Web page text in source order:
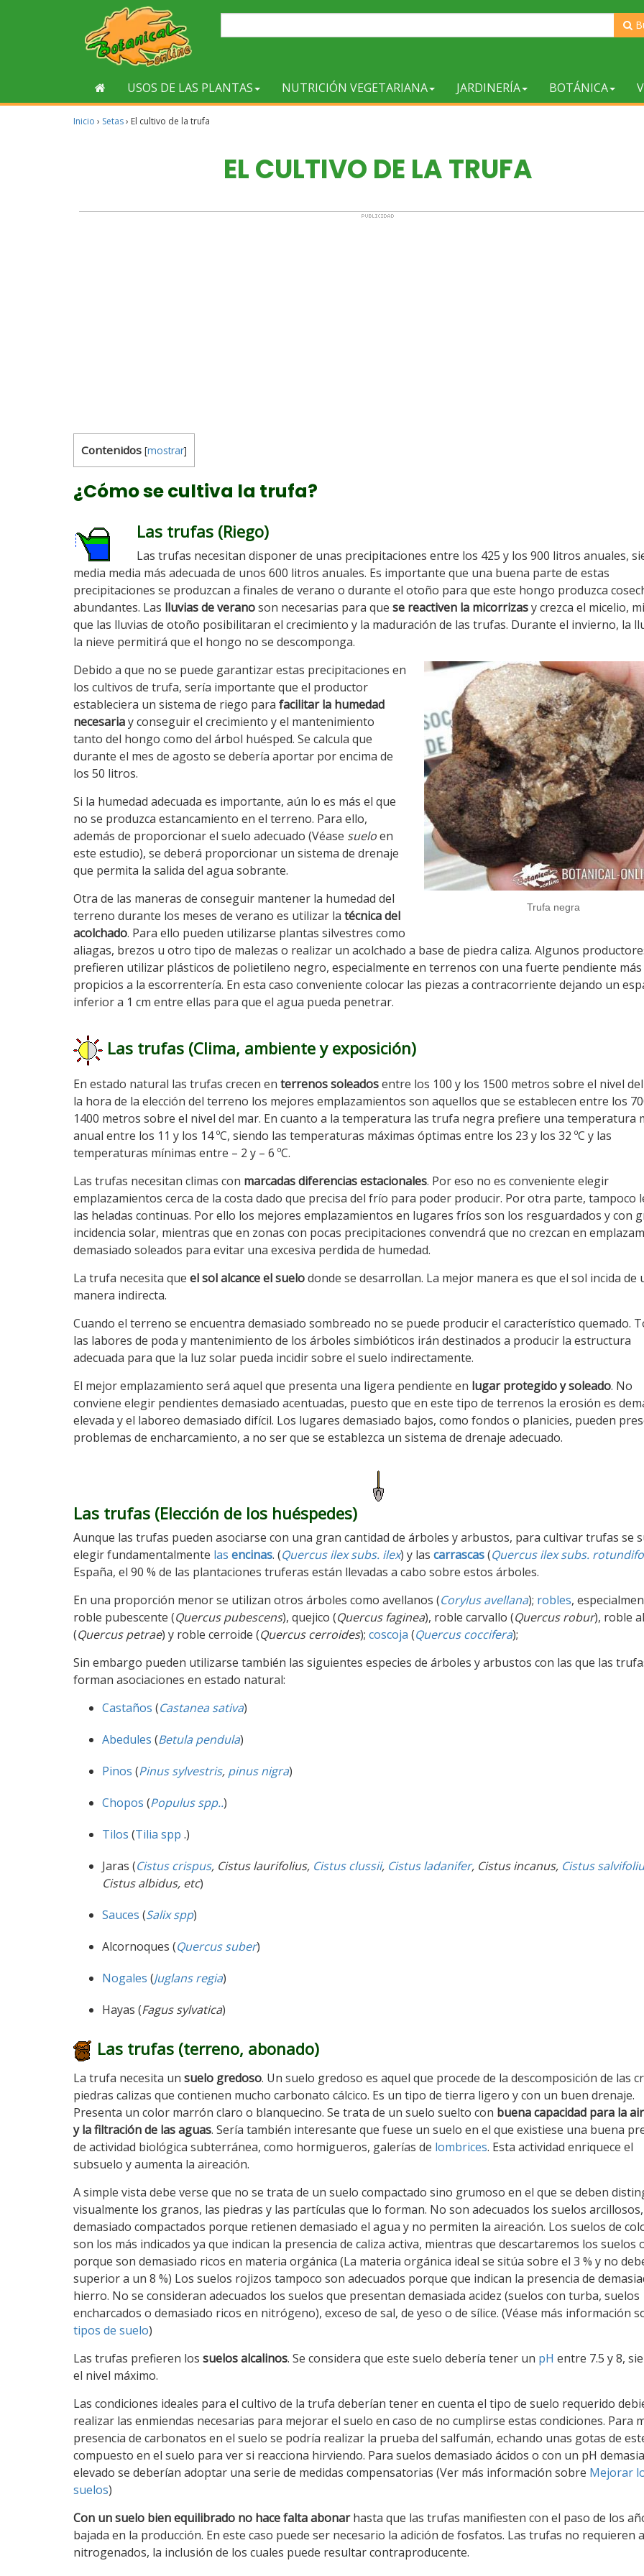
USOS DE LAS PLANTAS NUTRICIÓN VEGETARIANA JARDINERÍA BOTÁNICA
Inicio › Setas› El cultivo de la trufa
EL CULTIVO DE LA TRUFA
Contenidos [mostrar]
¿Cómo se cultiva la trufa?
Las trufas (Riego)
Las trufas necesitan disponer de unas precipitaciones entre los 425 y los 900 litros anuales,
media media más adecuada de unos 600 litros anuales. Es importante que una buena parte de estas
precipitaciones se produzcan a finales de verano o durante el otoño para que este hongo produzca
abundantes. Las lluvias de veranoson necesarias para que se reactiven la micorrizasy crezca el micelio,
que las lluvias de otoño posibilitaran el crecimiento y la maduración de las trufas. Durante el invierno, la
la nieve permitirá que el hongo no se descomponga.
Trufa negra
Debido a que no se puede garantizar estas precipitaciones en
los cultivos de trufa, sería importante que el productor
estableciera un sistema de riego para facilitar la humedad
necesariay conseguir el crecimiento y el mantenimiento
tanto del hongo como del árbol huésped. Se calcula que
durante el mes de agosto se debería aportar por encima de
los 50 litros.
Si la humedad adecuada es importante, aún lo es más el que
no se produzca estancamiento en el terreno. Para ello,
además de proporcionar el suelo adecuado (Véase sueloen
este estudio), se deberá proporcionar un sistema de drenaje
que permita la salida del agua sobrante.
Otra de las maneras de conseguir mantener la humedad del
terreno durante los meses de verano es utilizar la técnica del
acolchado. Para ello pueden utilizarse plantas silvestres como
aliagas, brezos u otro tipo de malezas o realizar un acolchado a base de piedra caliza. Algunos
prefieren utilizar plásticos de polietileno negro, especialmente en terrenos con una fuerte pendiente más
propicios a la escorrentería. En esta caso conveniente colocar las piezas a contracorriente dejando un
inferior a 1 cm entre ellas para que el agua pueda penetrar.
Las trufas (Clima, ambiente y exposición)
En estado natural las trufas crecen en terrenos soleadosentre los 100 y los 1500 metros sobre el nivel
la hora de la elección del terreno los mejores emplazamientos son aquellos que se establecen entre los
1400 metros sobre el nivel del mar. En cuanto a la temperatura las trufa negra prefiere una temperatura
anual entre los 11 y los 14 ºC, siendo las temperaturas máximas óptimas entre los 23 y los 32 ºC y las
temperaturas mínimas entre – 2 y – 6 ºC.
Las trufas necesitan climas con marcadas diferencias estacionales. Por eso no es conveniente elegir
emplazamientos cerca de la costa dado que precisa del frío para poder producir. Por otra parte, tampoco
las heladas continuas. Por ello los mejores emplazamientos en lugares fríos son los resguardados y con
incidencia solar, mientras que en zonas con pocas precipitaciones convendrá que no crezcan en
demasiado soleados para evitar una excesiva perdida de humedad.
La trufa necesita que el sol alcance el suelodonde se desarrollan. La mejor manera es que el sol incida de
manera indirecta.
Cuando el terreno se encuentra demasiado sombreado no se puede producir el característico quemado.
las labores de poda y mantenimiento de los árboles simbióticos irán destinados a producir la estructura
adecuada para que la luz solar pueda incidir sobre el suelo indirectamente.
El mejor emplazamiento será aquel que presenta una ligera pendiente en lugar protegido y soleado. No
conviene elegir pendientes demasiado acentuadas, puesto que en este tipo de terrenos la erosión es
elevada y el laboreo demasiado difícil. Los lugares demasiado bajos, como fondos o planicies, pueden
problemas de encharcamiento, a no ser que se establezca un sistema de drenaje adecuado.
Las trufas (Elección de los huéspedes)
Aunque las trufas pueden asociarse con una gran cantidad de árboles y arbustos, para cultivar trufas se
elegir fundamentalmente las encinas. (Quercus ilex subs. ilex) y las carrascas(Quercus ilex subs.
España, el 90 % de las plantaciones truferas están llevadas a cabo sobre estos árboles.
En una proporción menor se utilizan otros árboles como avellanos (Corylus avellana); robles,
roble pubescente (Quercus pubescens), quejico (Quercus faginea), roble carvallo (Quercus robur), roble
(Quercus petrae) y roble cerroide (Quercus cerroides); coscoja (Quercus coccifera);
Sin embargo pueden utilizarse también las siguientes especies de árboles y arbustos con las que las
forman asociaciones en estado natural:
Castaños (Castanea sativa)
Abedules (Betula pendula)
Pinos (Pinus sylvestris, pinus nigra)
Chopos (Populus spp..)
Tilos (Tilia spp .)
Jaras (Cistus crispus, Cistus laurifolius, Cistus clussii, Cistus ladanifer, Cistus incanus, Cistus
Cistus albidus, etc)
Sauces (Salix spp)
Alcornoques (Quercus suber)
Nogales (Juglans regia)
Hayas (Fagus sylvatica)
Las trufas (terreno, abonado)
La trufa necesita un suelo gredoso. Un suelo gredoso es aquel que procede de la descomposición de las
piedras calizas que contienen mucho carbonato cálcico. Es un tipo de tierra ligero y con un buen drenaje.
Presenta un color marrón claro o blanquecino. Se trata de un suelo suelto con buena capacidad para la
y la filtración de las aguas. Sería también interesante que fuese un suelo en el que existiese una buena
de actividad biológica subterránea, como hormigueros, galerías de lombrices. Esta actividad enriquece el
subsuelo y aumenta la aireación.
A simple vista debe verse que no se trata de un suelo compactado sino grumoso en el que se deben
visualmente los granos, las piedras y las partículas que lo forman. No son adecuados los suelos arcillosos,
demasiado compactados porque retienen demasiado el agua y no permiten la aireación. Los suelos de
son los más indicados ya que indican la presencia de caliza activa, mientras que descartaremos los suelos
porque son demasiado ricos en materia orgánica (La materia orgánica ideal se sitúa sobre el 3 % y no
superior a un 8 %) Los suelos rojizos tampoco son adecuados porque que indican la presencia de
hierro. No se consideran adecuados los suelos que presentan demasiada acidez (suelos con turba, suelos
encharcados o demasiado ricos en nitrógeno), exceso de sal, de yeso o de sílice. (Véase más información
tipos de suelo)
Las trufas prefieren los suelos alcalinos. Se considera que este suelo debería tener un pH entre 7.5 y 8,
el nivel máximo.
Las condiciones ideales para el cultivo de la trufa deberían tener en cuenta el tipo de suelo requerido
realizar las enmiendas necesarias para mejorar el suelo en caso de no cumplirse estas condiciones. Para
presencia de carbonatos en el suelo se podría realizar la prueba del salfumán, echando unas gotas de
compuesto en el suelo para ver si reacciona hirviendo. Para suelos demasiado ácidos o con un pH
elevado se deberían adoptar una serie de medidas compensatorias (Ver más información sobre Mejorar
suelos)
Con un suelo bien equilibrado no hace falta abonarhasta que las trufas manifiesten con el paso de los
bajada en la producción. En este caso puede ser necesario la adición de fosfatos. Las trufas no requieren
nitrogenados, la inclusión de los cuales puede resultar contraproducente.